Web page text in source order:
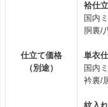
仕立て価格
（別途）
袷仕
国内
胴裏/
単衣
国内
衿裏/